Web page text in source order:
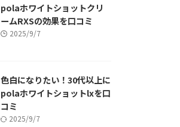
polaホワイトショットクリ
ームRXSの効果を口コミ
2025/9/7
色白になりたい！30代以上に
polaホワイトショットlxを口
コミ
2025/9/7